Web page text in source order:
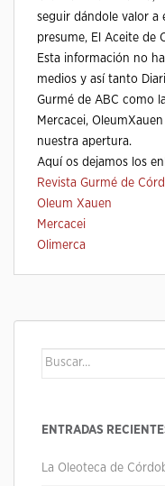
seguir dándole valor a
presume, El Aceite de
Esta información no
medios y así tanto
Gurmé de ABC como
Mercacei,
nuestra apertura.
Aquí os dejamos los
Revista Gurmé de
Oleum Xauen
Mercacei
Olimerca
Buscar:
ENTRADAS
La Oleoteca de